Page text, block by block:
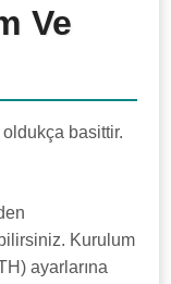
Ve
basittir.
Kurulum
ayarlarına